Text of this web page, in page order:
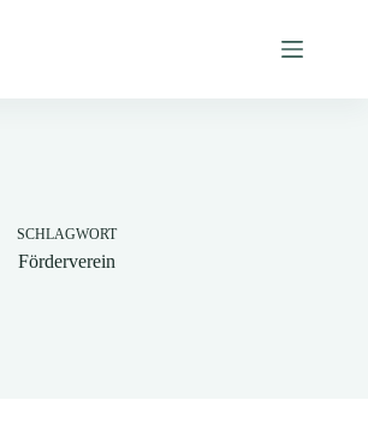
SCHLAGWORT
Förderverein